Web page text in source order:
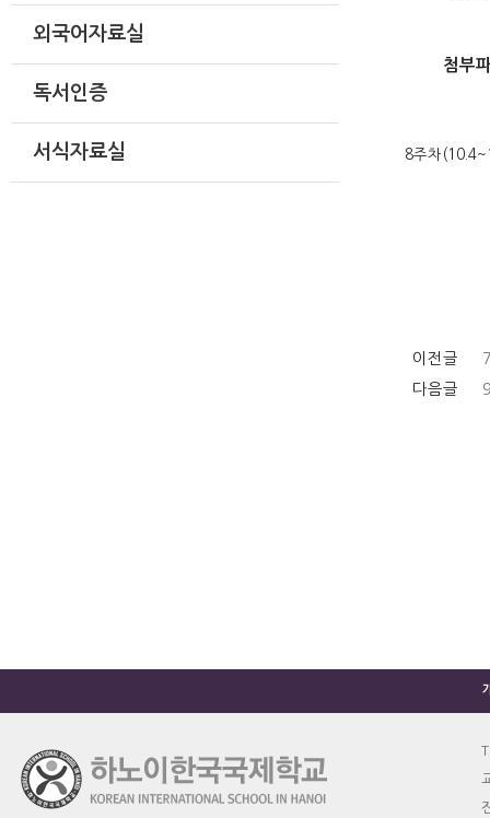
외국어자료실
독서인증
서식자료실
첨부
8주차
이전글
다음글